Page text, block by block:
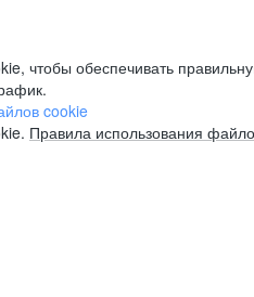
чтобы обеспечивать
cookie
Правила использования